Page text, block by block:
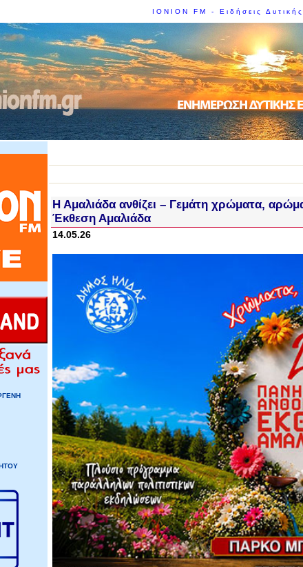
IONION FM - Ειδήσεις
Η Αμαλιάδα ανθίζει – Γεμάτη χρώματα,
Έκθεση Αμαλιάδα
14.05.26